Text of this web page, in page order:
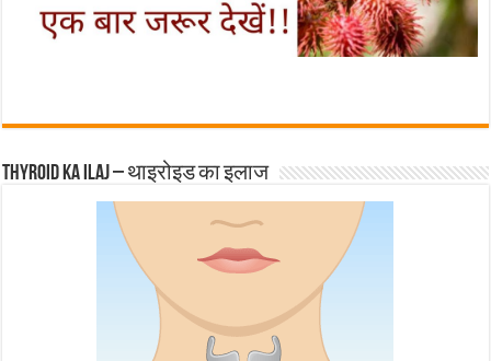
Thyroid ka ilaj – थाइरोइड का इलाज